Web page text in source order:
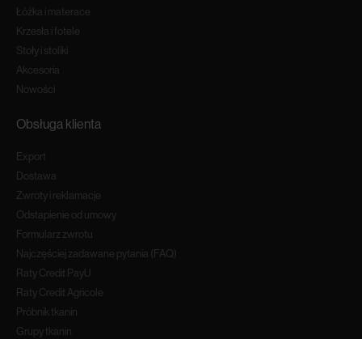
Łóżka i materace
Krzesła i fotele
Stoły i stoliki
Akcesoria
Nowości
Obsługa klienta
Export
Dostawa
Zwroty i reklamacje
Odstapienie od umowy
Formularz zwrotu
Najczęściej zadawane pytania (FAQ)
Raty Credit PayU
Raty Credit Agricole
Próbnik tkanin
Grupy tkanin